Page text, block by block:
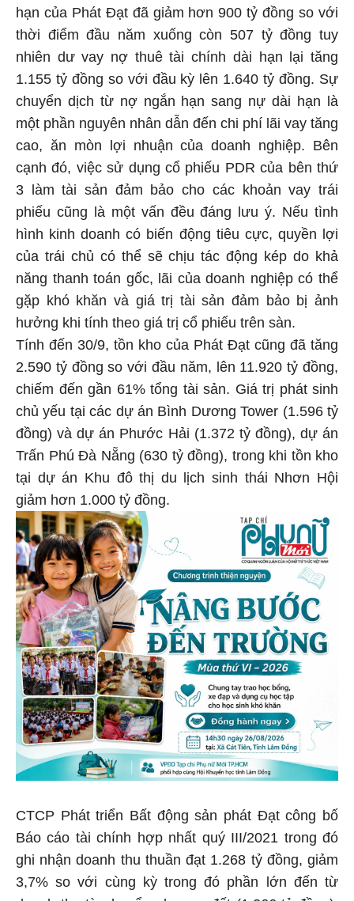
hạn của Phát Đạt đã giảm hơn 900 tỷ đồng so với
thời điểm đầu năm xuống còn 507 tỷ đồng tuy
nhiên dư vay nợ thuê tài chính dài hạn lại tăng
1.155 tỷ đồng so với đầu kỳ lên 1.640 tỷ đồng. Sự
chuyển dịch từ nợ ngắn hạn sang nự dài hạn là
một phần nguyên nhân dẫn đến chi phí lãi vay tăng
cao, ăn mòn lợi nhuận của doanh nghiệp. Bên
cạnh đó, việc sử dụng cổ phiếu PDR của bên thứ
3 làm tài sản đảm bảo cho các khoản vay trái
phiếu cũng là một vấn đều đáng lưu ý. Nếu tình
hình kinh doanh có biến động tiêu cực, quyền lợi
của trái chủ có thể sẽ chịu tác động kép do khả
năng thanh toán gốc, lãi của doanh nghiệp có thể
gặp khó khăn và giá trị tài sản đảm bảo bị ảnh
hưởng khi tính theo giá trị cổ phiếu trên sàn.
Tính đến 30/9, tồn kho của Phát Đạt cũng đã tăng
2.590 tỷ đồng so với đầu năm, lên 11.920 tỷ đồng,
chiếm đến gần 61% tổng tài sản. Giá trị phát sinh
chủ yếu tại các dự án Bình Dương Tower (1.596 tỷ
đồng) và dự án Phước Hải (1.372 tỷ đồng), dự án
Trấn Phú Đà Nẵng (630 tỷ đồng), trong khi tồn kho
tại dự án Khu đô thị du lịch sinh thái Nhơn Hội
giảm hơn 1.000 tỷ đồng.
CTCP Phát triển Bất động sản phát Đạt công bố
Báo cáo tài chính hợp nhất quý III/2021 trong đó
ghi nhận doanh thu thuần đạt 1.268 tỷ đồng, giảm
3,7% so với cùng kỳ trong đó phần lớn đến từ